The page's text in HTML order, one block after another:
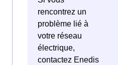
rencontrez un
problème lié à
votre réseau
électrique,
contactez Enedis